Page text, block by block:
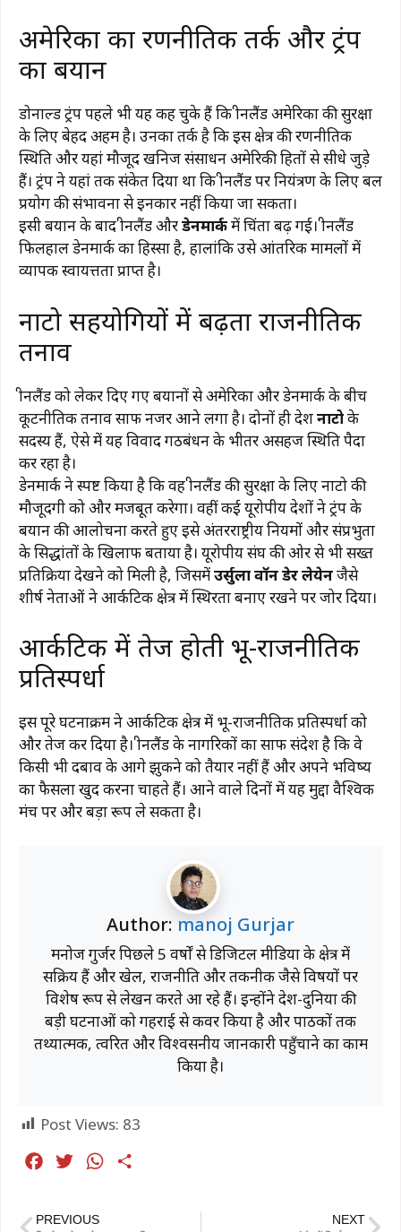
अमेरिका का रणनीतिक तर्क और ट्रंप
का बयान
डोनाल्ड ट्रंप पहले भी यह कह चुके हैं कि ग्रीनलैंड अमेरिका की सुरक्षा
के लिए बेहद अहम है। उनका तर्क है कि इस क्षेत्र की रणनीतिक
स्थिति और यहां मौजूद खनिज संसाधन अमेरिकी हितों से सीधे जुड़े
हैं। ट्रंप ने यहां तक संकेत दिया था कि ग्रीनलैंड पर नियंत्रण के लिए बल
प्रयोग की संभावना से इनकार नहीं किया जा सकता।
इसी बयान के बाद ग्रीनलैंड औरडेनमार्कमें चिंता बढ़ गई। ग्रीनलैंड
फिलहाल डेनमार्क का हिस्सा है, हालांकि उसे आंतरिक मामलों में
व्यापक स्वायत्तता प्राप्त है।
नाटो सहयोगियों में बढ़ता राजनीतिक
तनाव
ग्रीनलैंड को लेकर दिए गए बयानों से अमेरिका और डेनमार्क के बीच
कूटनीतिक तनाव साफ नजर आने लगा है। दोनों ही देशनाटोके
सदस्य हैं, ऐसे में यह विवाद गठबंधन के भीतर असहज स्थिति पैदा
कर रहा है।
डेनमार्क ने स्पष्ट किया है कि वह ग्रीनलैंड की सुरक्षा के लिए नाटो की
मौजूदगी को और मजबूत करेगा। वहीं कई यूरोपीय देशों ने ट्रंप के
बयान की आलोचना करते हुए इसे अंतरराष्ट्रीय नियमों और संप्रभुता
के सिद्धांतों के खिलाफ बताया है। यूरोपीय संघ की ओर से भी सख्त
प्रतिक्रिया देखने को मिली है, जिसमेंउर्सुला वॉन डेर लेयेनजैसे
शीर्ष नेताओं ने आर्कटिक क्षेत्र में स्थिरता बनाए रखने पर जोर दिया।
आर्कटिक में तेज होती भू-राजनीतिक
प्रतिस्पर्धा
इस पूरे घटनाक्रम ने आर्कटिक क्षेत्र में भू-राजनीतिक प्रतिस्पर्धा को
और तेज कर दिया है। ग्रीनलैंड के नागरिकों का साफ संदेश है कि वे
किसी भी दबाव के आगे झुकने को तैयार नहीं हैं और अपने भविष्य
का फैसला खुद करना चाहते हैं। आने वाले दिनों में यह मुद्दा वैश्विक
मंच पर और बड़ा रूप ले सकता है।
Author: manoj Gurjar
मनोज गुर्जर पिछले 5 वर्षों से डिजिटल मीडिया के क्षेत्र में
सक्रिय हैं और खेल, राजनीति और तकनीक जैसे विषयों पर
विशेष रूप से लेखन करते आ रहे हैं। इन्होंने देश-दुनिया की
बड़ी घटनाओं को गहराई से कवर किया है और पाठकों तक
तथ्यात्मक, त्वरित और विश्वसनीय जानकारी पहुँचाने का काम
किया है।
Post Views: 83
W
PREVIOUS NEXT